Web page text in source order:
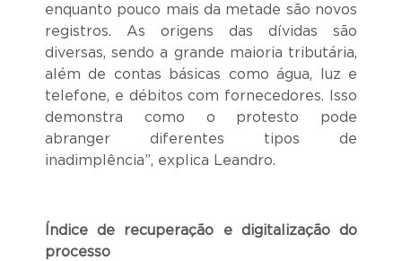
enquanto pouco mais da metade são novos
registros. As origens das dívidas são
diversas, sendo a grande maioria tributária,
além de contas básicas como água, luz e
telefone, e débitos com fornecedores. Isso
demonstra como o protesto pode
abranger diferentes tipos de
inadimplência”, explica Leandro.
Índice de recuperação e digitalização do
processo